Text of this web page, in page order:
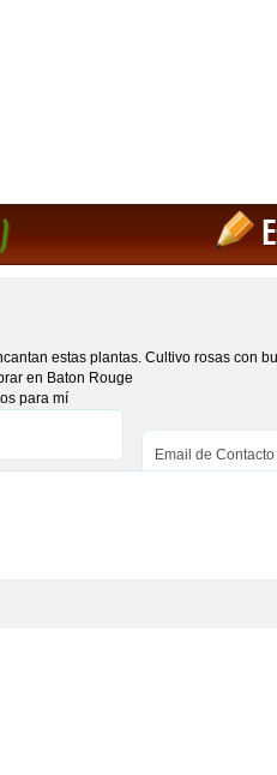
estas plantas. Cultivo rosas con
en Baton Rouge
para mí